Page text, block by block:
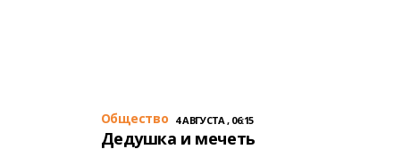
Общество 4 АВГУСТА , 06:15
Дедушка и мечеть